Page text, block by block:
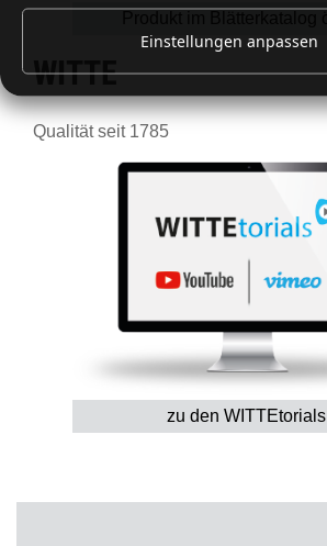
zu den WITTEtorials
WITTE
Qualität seit 1785
Einstellungen anpassen